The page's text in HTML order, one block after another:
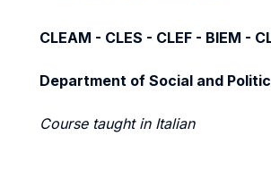
CLEAM - CLES - CLEF - BIEM -
Department of Social and
Course taught in Italian